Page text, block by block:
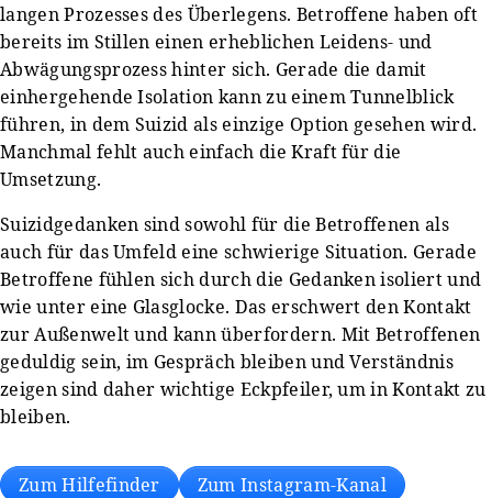
langen Prozesses des Überlegens. Betroffene haben oft
bereits im Stillen einen erheblichen Leidens- und
Abwägungsprozess hinter sich. Gerade die damit
einhergehende Isolation kann zu einem Tunnelblick
führen, in dem Suizid als einzige Option gesehen wird.
Manchmal fehlt auch einfach die Kraft für die
Umsetzung.
Suizidgedanken sind sowohl für die Betroffenen als
auch für das Umfeld eine schwierige Situation. Gerade
Betroffene fühlen sich durch die Gedanken isoliert und
wie unter eine Glasglocke. Das erschwert den Kontakt
zur Außenwelt und kann überfordern. Mit Betroffenen
geduldig sein, im Gespräch bleiben und Verständnis
zeigen sind daher wichtige Eckpfeiler, um in Kontakt zu
bleiben.
Zum Hilfefinder Zum Instagram-Kanal